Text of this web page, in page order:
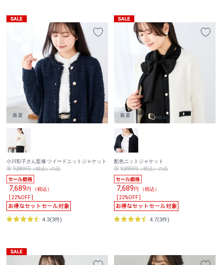
小川彰子さん監修 ツイードニットジャケット
9,889円（税込）の品
7,689円 （税込）
[ 22%OFF ]
4.3(3件)
配色ニットジャケット
9,889円（税込）の品
7,689円 （税込）
[ 22%OFF ]
4.7(3件)